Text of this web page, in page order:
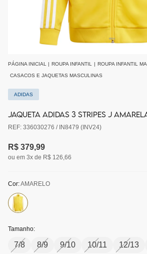
PÁGINA INICIAL | ROUPA INFANTIL | ROUPA INFANTIL
CASACOS E JAQUETAS MASCULINAS
ADIDAS
JAQUETA ADIDAS 3 STRIPES J
REF: 336030276 / IN8479 (INV24)
R$ 379,99
ou em 3x de R$ 126,66
Cor:AMARELO
Tamanho:
7/8 8/9 9/10 10/11 12/13